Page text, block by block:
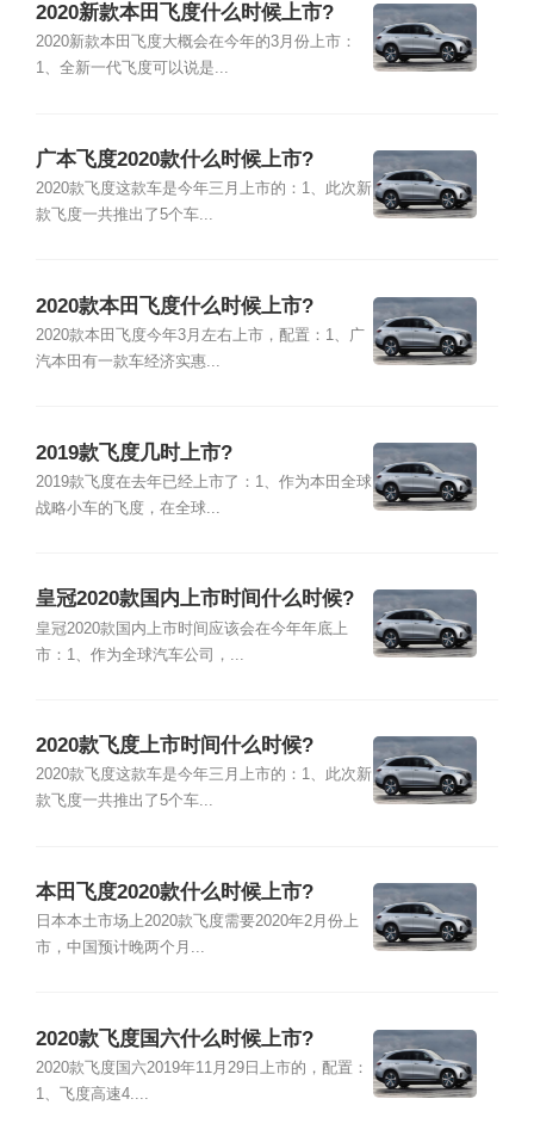
2020新款本田飞度什么时候上市?
2020新款本田飞度大概会在今年的3月份上市：
1、全新一代飞度可以说是...
广本飞度2020款什么时候上市?
2020款飞度这款车是今年三月上市的：1、此次新
款飞度一共推出了5个车...
2020款本田飞度什么时候上市?
2020款本田飞度今年3月左右上市，配置：1、广
汽本田有一款车经济实惠...
2019款飞度几时上市?
2019款飞度在去年已经上市了：1、作为本田全球
战略小车的飞度，在全球...
皇冠2020款国内上市时间什么时候?
皇冠2020款国内上市时间应该会在今年年底上
市：1、作为全球汽车公司，...
2020款飞度上市时间什么时候?
2020款飞度这款车是今年三月上市的：1、此次新
款飞度一共推出了5个车...
本田飞度2020款什么时候上市?
日本本土市场上2020款飞度需要2020年2月份上
市，中国预计晚两个月...
2020款飞度国六什么时候上市?
2020款飞度国六2019年11月29日上市的，配置：
1、飞度高速4....